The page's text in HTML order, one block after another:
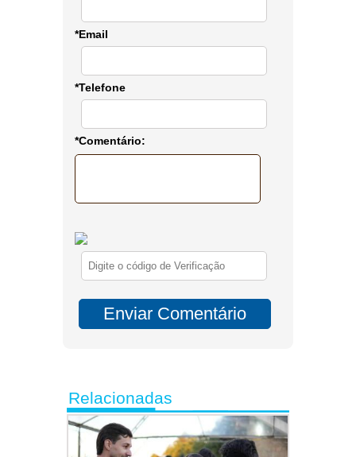
*Email
*Telefone
*Comentário:
Relacionadas